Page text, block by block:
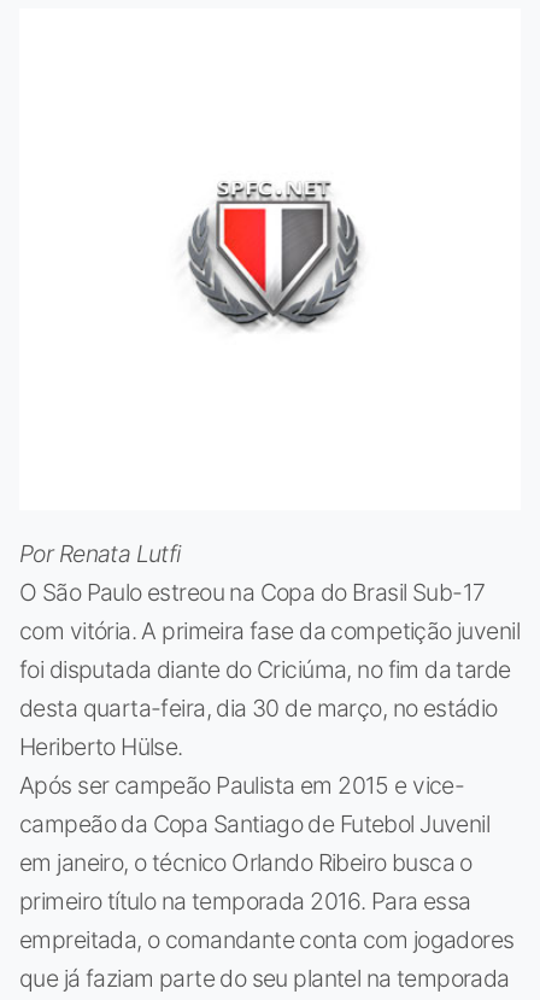
Por Renata Lutfi
O São Paulo estreou na Copa do Brasil Sub-17
com vitória. A primeira fase da competição juvenil
foi disputada diante do Criciúma, no fim da tarde
desta quarta-feira, dia 30 de março, no estádio
Heriberto Hülse.
Após ser campeão Paulista em 2015 e vice-
campeão da Copa Santiago de Futebol Juvenil
em janeiro, o técnico Orlando Ribeiro busca o
primeiro título na temporada 2016. Para essa
empreitada, o comandante conta com jogadores
que já faziam parte do seu plantel na temporada